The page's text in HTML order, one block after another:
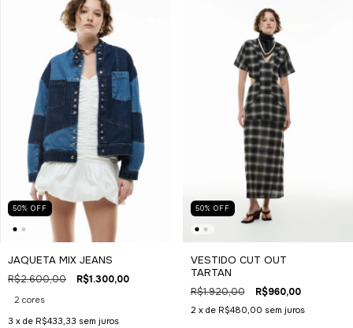
50% OFF
JAQUETA MIX JEANS
R$2.600,00 R$1.300,00
2 cores
3 x de R$433,33 sem juros
50% OFF
VESTIDO CUT OUT
TARTAN
R$1.920,00 R$960,00
2 x de R$480,00 sem juros